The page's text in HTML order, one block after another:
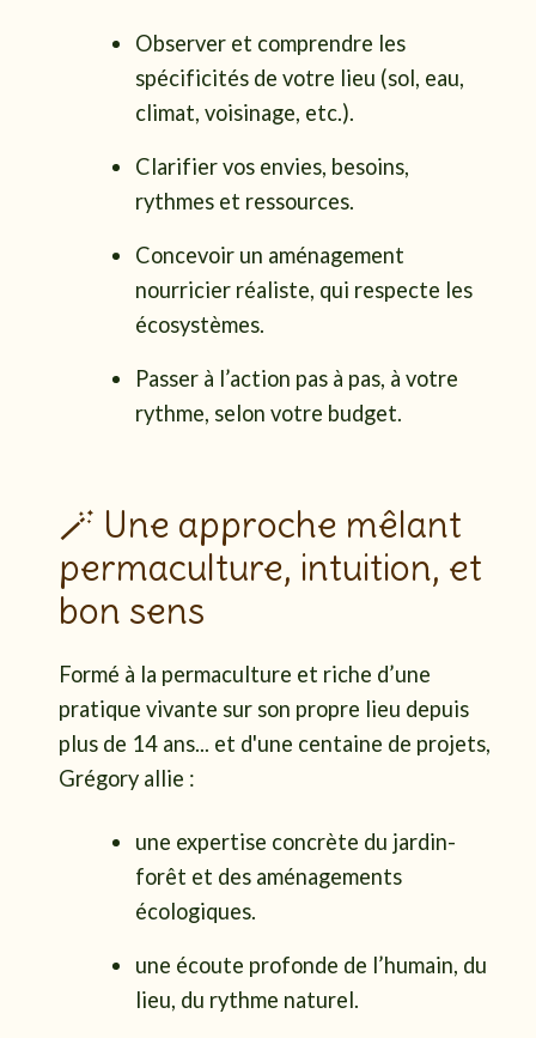
Observer et comprendre les
spécificités de votre lieu (sol, eau,
climat, voisinage, etc.).
Clarifier vos envies, besoins,
rythmes et ressources.
Concevoir un aménagement
nourricier réaliste, qui respecte les
écosystèmes.
Passer à l’action pas à pas, à votre
rythme, selon votre budget.
🪄 Une approche mêlant
permaculture, intuition, et
bon sens
Formé à la permaculture et riche d’une
pratique vivante sur son propre lieu depuis
plus de 14 ans... et d'une centaine de projets,
Grégory allie :
une expertise concrète du jardin-
forêt et des aménagements
écologiques.
une écoute profonde de l’humain, du
lieu, du rythme naturel.